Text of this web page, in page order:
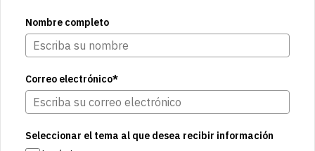
Nombre completo
Correo electrónico*
Seleccionar el tema al que desea recibir información